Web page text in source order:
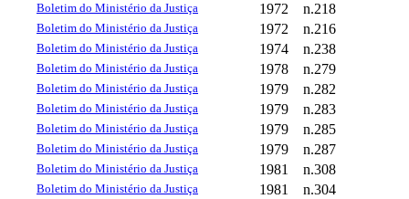
Boletim do Ministério da Justiça 1972 n.218
Boletim do Ministério da Justiça 1972 n.216
Boletim do Ministério da Justiça 1974 n.238
Boletim do Ministério da Justiça 1978 n.279
Boletim do Ministério da Justiça 1979 n.282
Boletim do Ministério da Justiça 1979 n.283
Boletim do Ministério da Justiça 1979 n.285
Boletim do Ministério da Justiça 1979 n.287
Boletim do Ministério da Justiça 1981 n.308
Boletim do Ministério da Justiça 1981 n.304